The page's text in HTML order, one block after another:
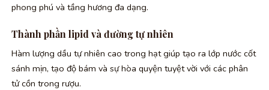
phong phú và tầng hương đa dạng.
Thành phần lipid và đường tự nhiên
Hàm lượng dầu tự nhiên cao trong hạt giúp tạo ra lớp nước cốt
sánh mịn, tạo độ bám và sự hòa quyện tuyệt vời với các phân
tử cồn trong rượu.